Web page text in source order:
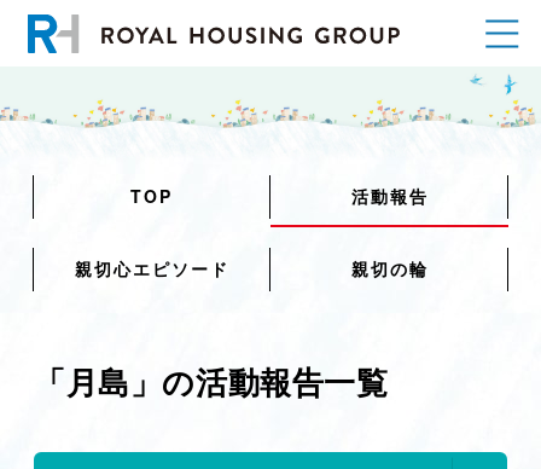
TOP 活動報告
親切心エピソード 親切の輪
「月島」の活動報告一覧